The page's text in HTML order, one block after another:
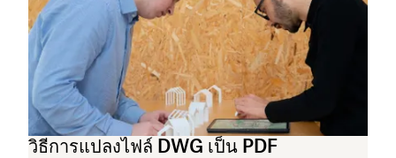
วิธีการแปลงไฟล์ DWG เป็น PDF